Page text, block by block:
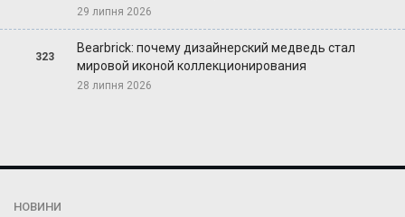
29 липня 2026
323
Bearbrick: почему дизайнерский медведь стал
мировой иконой коллекционирования
28 липня 2026
НОВИНИ